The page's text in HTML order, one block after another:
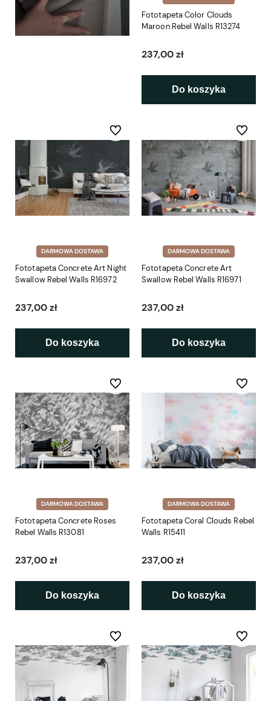
Fototapeta Color Clouds
Maroon Rebel Walls R13274
237,00 zł
Do koszyka
DARMOWA DOSTAWA
Fototapeta Concrete Art Night
Swallow Rebel Walls R16972
237,00 zł
Do koszyka
Do ulubionych
DARMOWA DOSTAWA
Fototapeta Concrete Art
Swallow Rebel Walls R16971
237,00 zł
Do koszyka
Do
DARMOWA DOSTAWA
Fototapeta Concrete Roses
Rebel Walls R13081
237,00 zł
Do koszyka
Do ulubionych
DARMOWA DOSTAWA
Fototapeta Coral Clouds Rebel
Walls R15411
237,00 zł
Do koszyka
Do
Do ulubionych Do